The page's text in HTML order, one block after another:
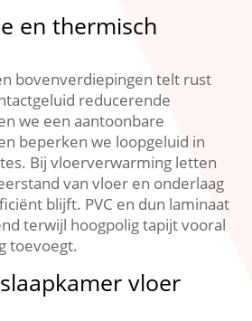
en thermisch
bovenverdiepingen telt rust
reducerende
we een aantoonbare
beperken we loopgeluid in
Bij vloerverwarming letten
van vloer en onderlaag
blijft.​ PVC en dun laminaat
terwijl hoogpolig tapijt vooral
toevoegt.​
vloer